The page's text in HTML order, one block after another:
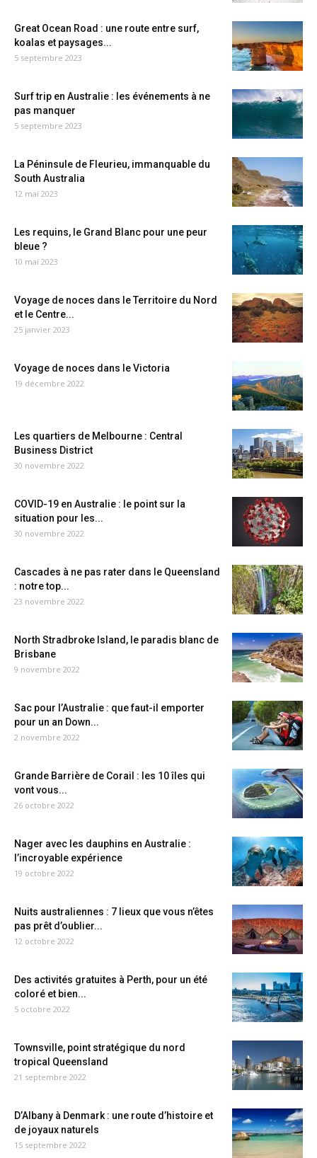
Great Ocean Road : une route entre surf,
koalas et paysages...
5 septembre 2023
Surf trip en Australie : les événements à ne
pas manquer
5 septembre 2023
La Péninsule de Fleurieu, immanquable du
South Australia
12 mai 2023
Les requins, le Grand Blanc pour une peur
bleue ?
10 mai 2023
Voyage de noces dans le Territoire du Nord
et le Centre...
25 janvier 2023
Voyage de noces dans le Victoria
19 décembre 2022
Les quartiers de Melbourne : Central
Business District
30 novembre 2022
COVID-19 en Australie : le point sur la
situation pour les...
30 novembre 2022
Cascades à ne pas rater dans le Queensland
: notre top...
23 novembre 2022
North Stradbroke Island, le paradis blanc de
Brisbane
9 novembre 2022
Sac pour l’Australie : que faut-il emporter
pour un an Down...
2 novembre 2022
Grande Barrière de Corail : les 10 îles qui
vont vous...
26 octobre 2022
Nager avec les dauphins en Australie :
l’incroyable expérience
19 octobre 2022
Nuits australiennes : 7 lieux que vous n’êtes
pas prêt d’oublier...
12 octobre 2022
Des activités gratuites à Perth, pour un été
coloré et bien...
5 octobre 2022
Townsville, point stratégique du nord
tropical Queensland
21 septembre 2022
D’Albany à Denmark : une route d’histoire et
de joyaux naturels
15 septembre 2022